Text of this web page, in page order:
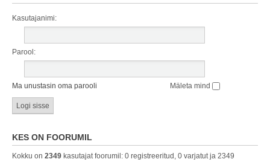
Kasutajanimi:
Parool:
Ma unustasin oma parooli Mäleta mind
KES ON FOORUMIL
Kokku on 2349 kasutajat foorumil: 0 registreeritud, 0 varjatut ja 2349